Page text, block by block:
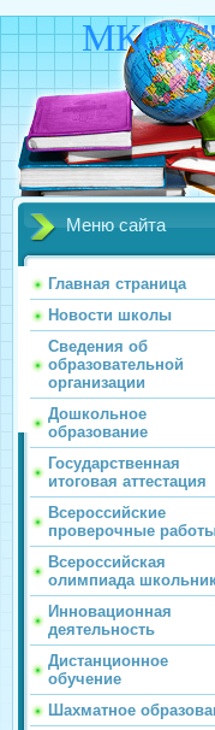
МКОУ
Меню сайта
Главная страница
Новости школы
Сведения об
образовательной
организации
Дошкольное
образование
Государственная
итоговая аттестация
Всероссийские
проверочные
Всероссийская
олимпиада
Инновационная
деятельность
Дистанционное
обучение
Шахматное